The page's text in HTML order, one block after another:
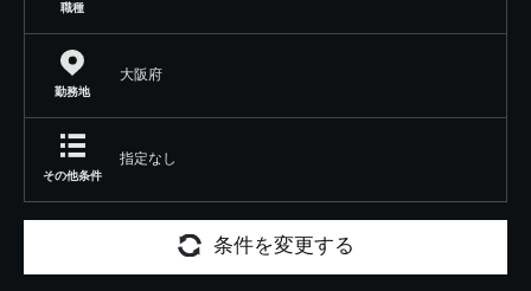
職種
勤務地
大阪府
その他条件
指定なし
条件を変更する